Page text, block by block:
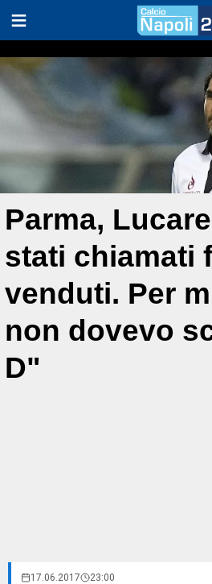
Parma,
stati chiamati
venduti. Per
non dovevo
D"
17.06.2017 23:00